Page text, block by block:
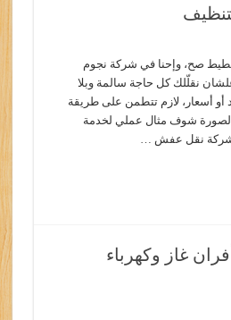
صح، وإحنا في شركة نجوم
نقلّلك كل حاجة سالمة وبلا
أو أسعار، لازم تتطمن على طريقة
الصورة شوف مثال عملي لخدمة
شركة نقل عفش …
غاز وكهرباء